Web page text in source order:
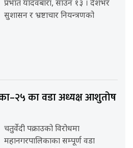
प्रभात यादवबारा, साउन १३ । देशभर
सुशासन र भ्रष्टाचार नियन्त्रणको
का वडा अध्यक्ष आशुतोष
चतुर्वेदी पक्राउको विरोधमा
महानगरपालिकाका सम्पूर्ण वडा